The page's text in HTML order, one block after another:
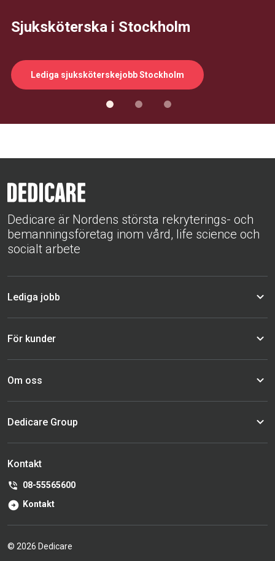
Sjuksköterska i Stockholm
Lediga sjuksköterskejobb Stockholm
Dedicare är Nordens största rekryterings- och
bemanningsföretag inom vård, life science och
socialt arbete
Lediga jobb
För kunder
Om oss
Dedicare Group
Kontakt
08-55565600
Kontakt
© 2026 Dedicare